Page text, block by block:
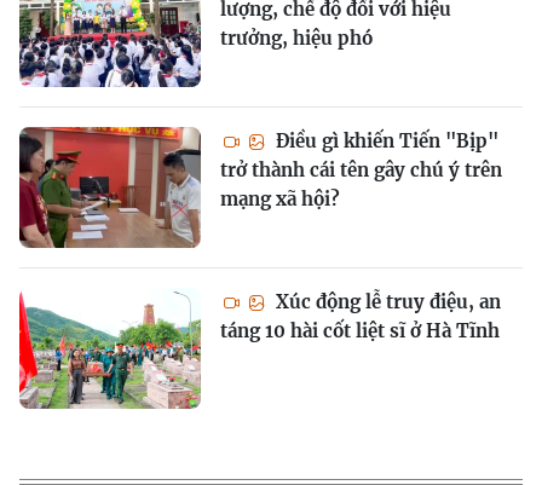
lượng, chế độ đối với hiệu
trưởng, hiệu phó
Điều gì khiến Tiến "Bịp"
trở thành cái tên gây chú ý trên
mạng xã hội?
Xúc động lễ truy điệu, an
táng 10 hài cốt liệt sĩ ở Hà Tĩnh